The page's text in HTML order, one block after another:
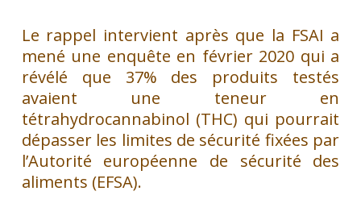
Le rappel intervient après que la FSAI a
mené une enquête en février 2020 qui a
révélé que 37% des produits testés
avaient une teneur en
tétrahydrocannabinol (THC) qui pourrait
dépasser les limites de sécurité fixées par
l’Autorité européenne de sécurité des
aliments (EFSA).